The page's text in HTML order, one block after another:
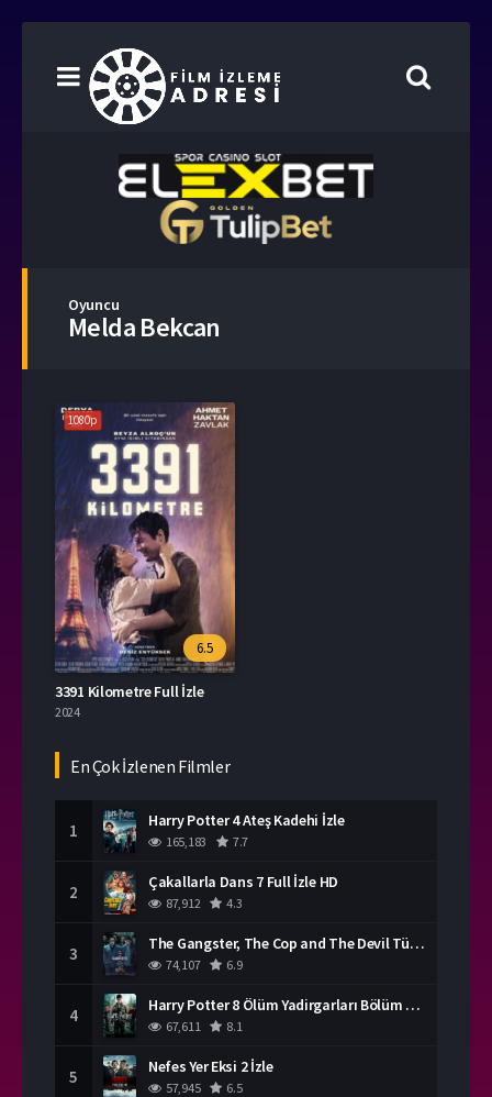
Oyuncu
Melda Bekcan
1080p
6.5
3391 Kilometre Full İzle
2024
En Çok İzlenen Filmler
1 Harry Potter 4 Ateş Kadehi İzle
165,183 7.7
2 Çakallarla Dans 7 Full İzle HD
87,912 4.3
3 The Gangster, The Cop and The Devil Türkçe Dublaj İzle
74,107 6.9
4 Harry Potter 8 Ölüm Yadirgarları Bölüm 2 İzle
67,611 8.1
5 Nefes Yer Eksi 2 İzle
57,945 6.5